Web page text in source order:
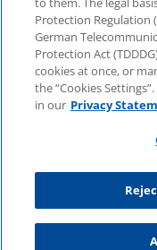
Protection Regulation
German
Protection Act
cookies at once, or
the “Cookies
in our Privacy